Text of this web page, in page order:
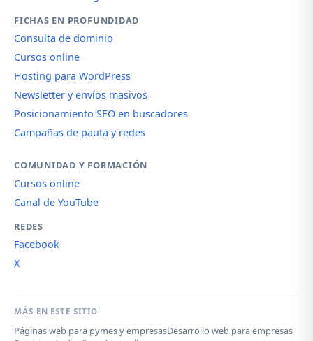
FICHAS EN PROFUNDIDAD
Consulta de dominio
Cursos online
Hosting para WordPress
Newsletter y envíos masivos
Posicionamiento SEO en buscadores
Campañas de pauta y redes
COMUNIDAD Y FORMACIÓN
Cursos online
Canal de YouTube
REDES
Facebook
X
MÁS EN ESTE SITIO
Páginas web para pymes y empresasDesarrollo web para empresas